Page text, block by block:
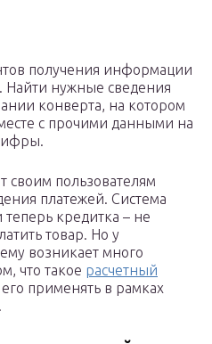
получения информации
Найти нужные сведения
конверта, на котором
с прочими данными на
своим пользователям
платежей. Система
теперь кредитка – не
товар. Но у
возникает много
что такое расчетный
применять в рамках